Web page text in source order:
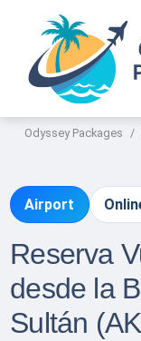
Odyssey Packages
Airport
Reserva
desde la
Sultán